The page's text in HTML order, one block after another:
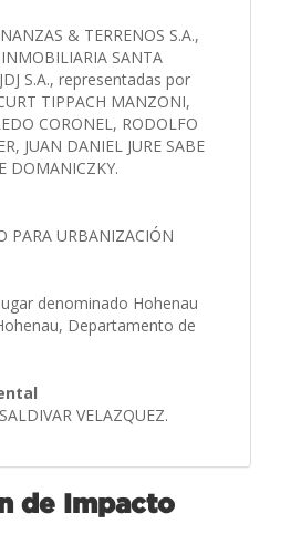
& TERRENOS S.A.,
SANTA
S.A., representadas por
TIPPACH MANZONI,
CORONEL, RODOLFO
JUAN DANIEL JURE SABE
DOMANICZKY.
PARA URBANIZACIÓN
denominado Hohenau
Departamento de
VELAZQUEZ.
de Impacto